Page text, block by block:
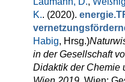
K.. (2020).
Habig, Hrsg.)
in der Gesellschaft
Didaktik der Chemie